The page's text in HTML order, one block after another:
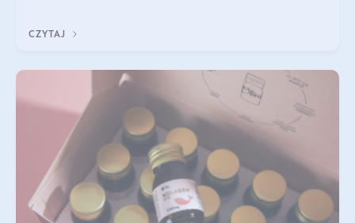
CZYTAJ